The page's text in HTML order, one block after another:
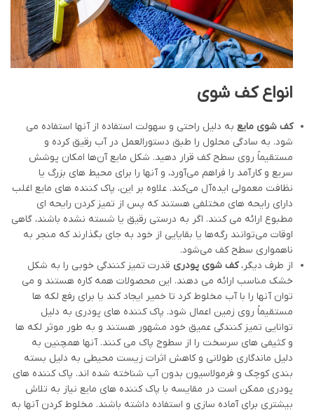
انواع کف شوی
کف شوی مایع به دلیل راحتی و سهولت استفاده از آنها استفاده می
شود. به سادگی محلول را طبق دستورالعمل در آب رقیق کرده و
مستقیماً روی سطح کف قرار دهید. شکل مایع آن‌ها امکان پوشش
سریع و کارآمد را فراهم می‌آورد، و آنها را برای محیط های بزرگ یا
نظافت معمولی ایده‌آل می‌کند. علاوه بر این، پاک کننده های مایع اغلب
دارای رایحه های مختلفی هستند که پس از تمیز کردن رایحه ای
مطبوع ارائه می کنند. اگر به درستی رقیق یا شسته نشده باشند، گاهی
اوقات می‌توانند رگه‌ها یا بقایایی از خود به جای بگذارند که منجر به
ناهمواری سطح کف می‌شود.
از طرف دیگر،کف شوی پودری قدرت تمیز کنندگی خوبی را به شکل
خشک مناسب ارائه می دهند. این محصولات همه کاره هستند و می
توان آنها را با آب مخلوط کرد تا خمیر ایجاد کند یا برای رفع لکه ها
مستقیماً روی زمین اعمال شود. پاک کننده های پودری به دلیل
توانایی تمیز کنندگی عمیق خود مشهور هستند و به طور موثر لکه ها
و کثیفی های سرسخت را از سطوح پاک می کنند. آنها همچنین به
دلیل ماندگاری طولانی و کاهش اثرات زیست محیطی به دلیل بسته
بندی کوچک و فرمولاسیون بدون آب شناخته شده اند. پاک کننده های
پودری ممکن است در مقایسه با پاک کننده های مایع نیاز به تلاش
بیشتری برای آماده سازی و استفاده داشته باشند. مخلوط کردن آنها به